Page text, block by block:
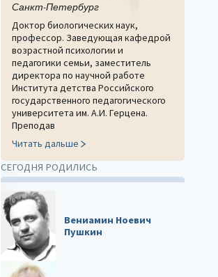
Санкт-Петербург
Доктор биологических наук,
профессор. Заведующая кафедрой
возрастной психологии и
педагогики семьи, заместитель
директора по научной работе
Института детства Российского
государственного педагогического
университета им. А.И. Герцена.
Преподав
Читать дальше
СЕГОДНЯ РОДИЛИСЬ
Вениамин Ноевич
Пушкин